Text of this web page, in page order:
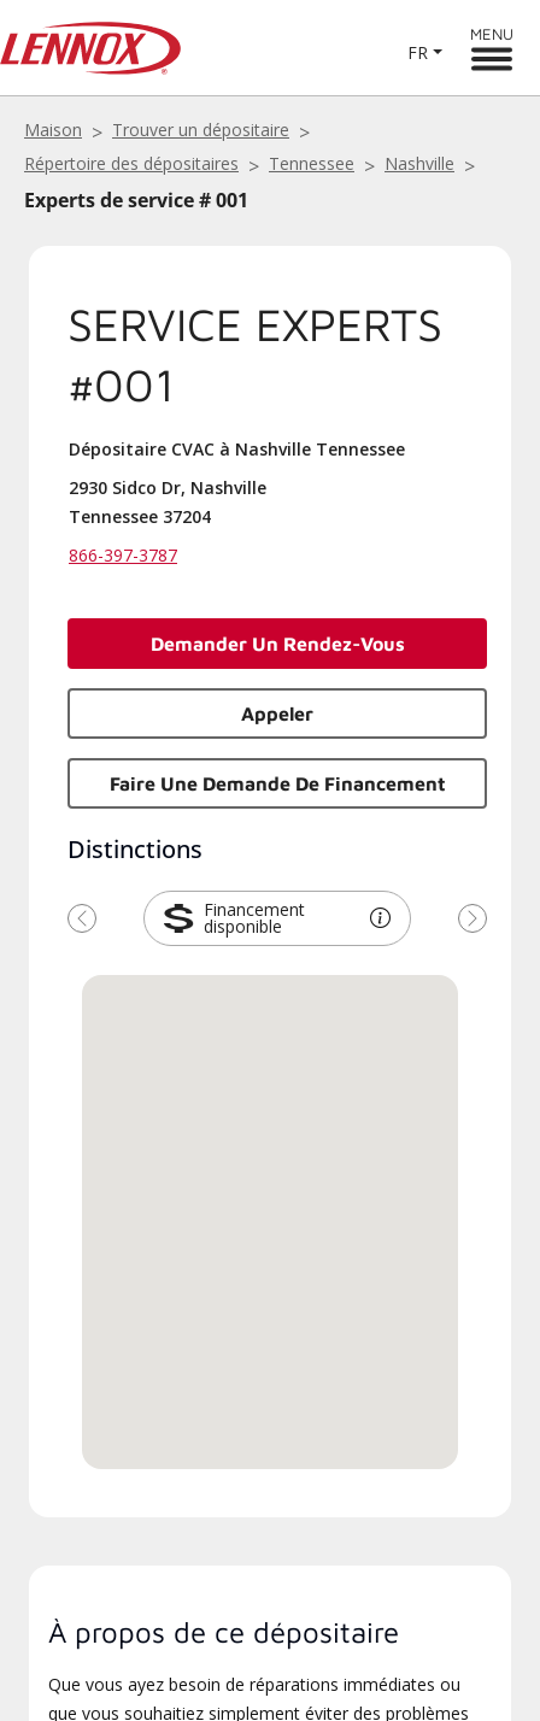
FR
MENU
Maison
Trouver un dépositaire
Répertoire des dépositaires
Tennessee Nashville
Experts de service # 001
SERVICE EXPERTS
#001
Dépositaire CVAC à Nashville Tennessee
2930 Sidco Dr, Nashville
Tennessee 37204
866-397-3787
Demander Un Rendez-Vous
Appeler
Faire Une Demande De Financement
Distinctions
Financement
disponible
Précédent Suivant
À propos de ce dépositaire
Que vous ayez besoin de réparations immédiates ou
que vous souhaitiez simplement éviter des problèmes